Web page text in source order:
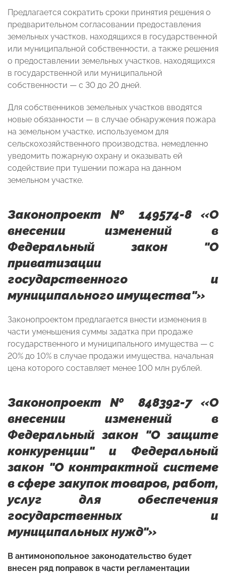
Предлагается сократить сроки принятия решения о
предварительном согласовании предоставления
земельных участков, находящихся в государственной
или муниципальной собственности, а также решения
о предоставлении земельных участков, находящихся
в государственной или муниципальной
собственности — с 30 до 20 дней.
Для собственников земельных участков вводятся
новые обязанности — в случае обнаружения пожара
на земельном участке, используемом для
сельскохозяйственного производства, немедленно
уведомить пожарную охрану и оказывать ей
содействие при тушении пожара на данном
земельном участке.
Законопроект № 149574-8 «О
внесении изменений в
Федеральный закон "О
приватизации
государственного и
муниципального имущества"»
Законопроектом предлагается внести изменения в
части уменьшения суммы задатка при продаже
государственного и муниципального имущества — с
20% до 10% в случае продажи имущества, начальная
цена которого составляет менее 100 млн рублей.
Законопроект № 848392-7 «О
внесении изменений в
Федеральный закон "О защите
конкуренции" и Федеральный
закон "О контрактной системе
в сфере закупок товаров, работ,
услуг для обеспечения
государственных и
муниципальных нужд"»
В антимонопольное законодательство будет
внесен ряд поправок в части регламентации